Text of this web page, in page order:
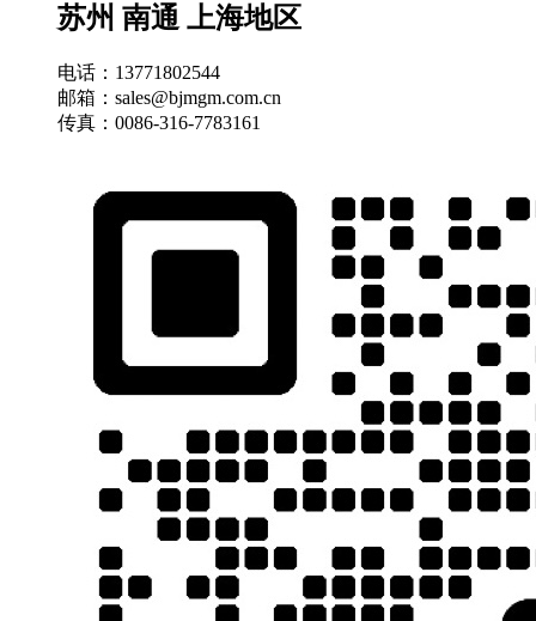
苏州 南通 上海地区
电话：13771802544
邮箱：sales@bjmgm.com.cn
传真：0086-316-7783161